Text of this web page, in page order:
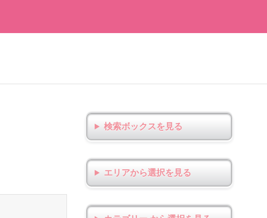
検索ボックス
エリアから選択